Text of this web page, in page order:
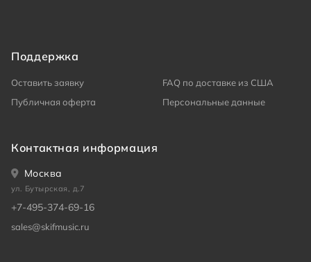
Поддержка
Оставить заявку
FAQ по доставке из США
Публичная оферта
Персональные данные
Контактная информация
Москва
ул. Бутырская, д.7
+7-495-374-69-16
sales@skifmusic.ru